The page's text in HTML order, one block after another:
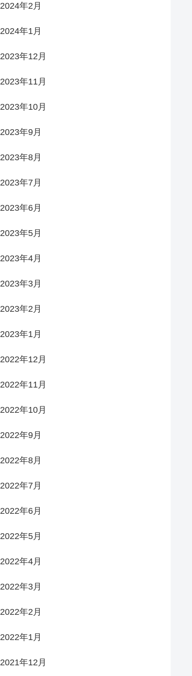
2024年2月
2024年1月
2023年12月
2023年11月
2023年10月
2023年9月
2023年8月
2023年7月
2023年6月
2023年5月
2023年4月
2023年3月
2023年2月
2023年1月
2022年12月
2022年11月
2022年10月
2022年9月
2022年8月
2022年7月
2022年6月
2022年5月
2022年4月
2022年3月
2022年2月
2022年1月
2021年12月